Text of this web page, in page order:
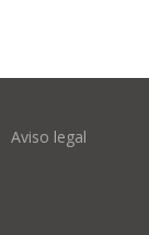
Aviso legal